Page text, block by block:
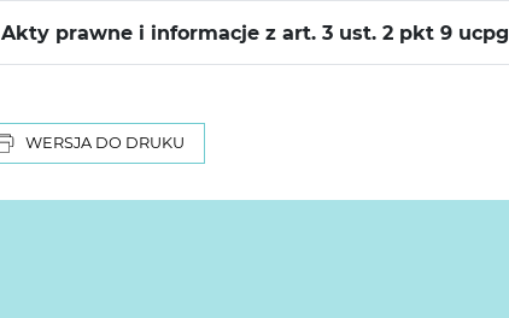
Akty prawne i informacje z art. 3 ust. 2 pkt 9 ucpg
WERSJA DO DRUKU